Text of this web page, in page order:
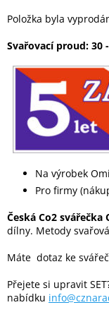
Položka byla
Svařovací proud: 30
Na výrobek
Pro firmy
Česká Co2 svářečka
dílny. Metody
Máte dotaz ke
Přejete si upravit
nabídku